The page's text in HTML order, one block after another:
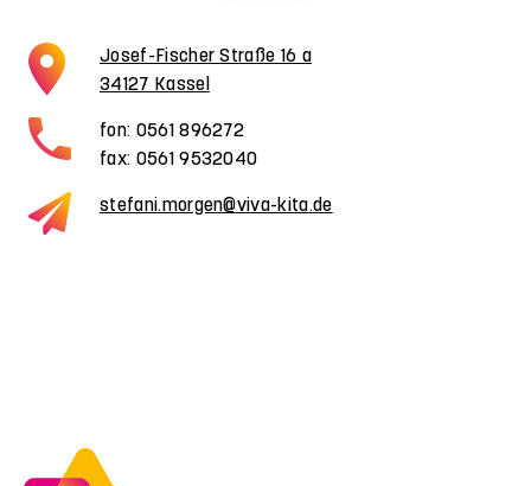
Josef-Fischer Straße 16 a
34127 Kassel
fon: 0561 896272
fax: 0561 9532040
stefani.morgen@viva-kita.de